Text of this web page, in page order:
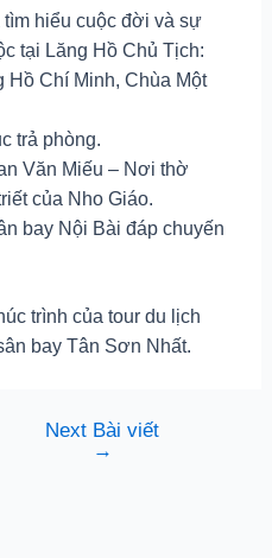
hiểu cuộc đời và sự
tại Lăng Hồ Chủ Tịch:
Hồ Chí Minh, Chùa Một
trả phòng.
Văn Miếu – Nơi thờ
của Nho Giáo.
bay Nội Bài đáp chuyến
trình của tour du lịch
bay Tân Sơn Nhất.
Next Bài viết
→